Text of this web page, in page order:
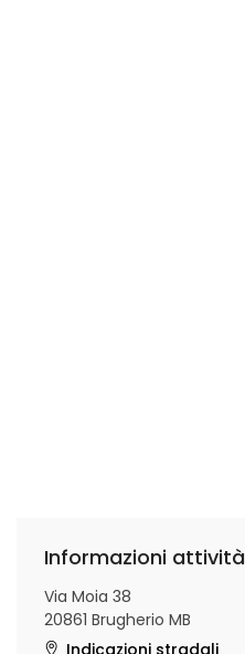
Informazioni attività
Via Moia 38
20861 Brugherio MB
Indicazioni stradali